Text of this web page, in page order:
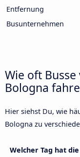
Entfernung
Busunternehmen
Wie oft
Bologna
Hier siehst Du, wie
Bologna zu
Welcher Tag hat